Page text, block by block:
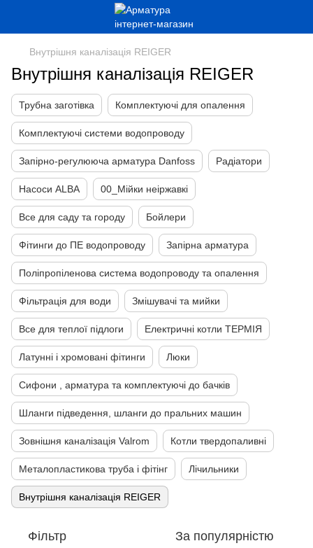
Внутрішня каналізація REIGER
Внутрішня каналізація REIGER
Трубна заготівка Комплектуючі для опалення
Комплектуючі системи водопроводу
Запірно-регулююча арматура Danfoss Радіатори
Насоси ALBA 00_Мійки неіржавкі
Все для саду та городу Бойлери
Фітинги до ПЕ водопроводу Запірна арматура
Поліпропіленова система водопроводу та опалення
Фільтрація для води Змішувачі та мийки
Все для теплої підлоги Електричні котли ТЕРМІЯ
Латунні і хромовані фітинги Люки
Сифони , арматура та комплектуючі до бачків
Шланги підведення, шланги до пральних машин
Зовнішня каналізація Valrom Котли твердопаливні
Металопластикова труба і фітінг Лічильники
Внутрішня каналізація REIGER
Фільтр За популярністю